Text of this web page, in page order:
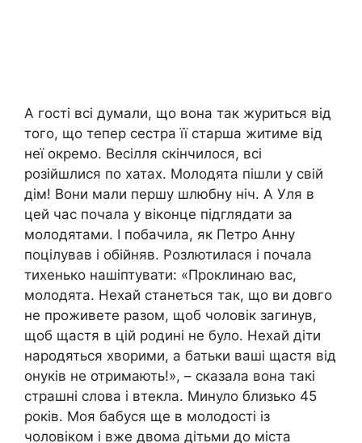
А гості всі думали, що вона так журиться від
того, що тепер сестра її старша житиме від
неї окремо. Весілля скінчилося, всі
розійшлися по хатах. Молодята пішли у свій
дім! Вони мали першу шлюбну ніч. А Уля в
цей час почала у віконце підглядати за
молодятами. І побачила, як Петро Анну
поцілував і обійняв. Розлютилася і почала
тихенько нашіптувати: «Проклинаю вас,
молодята. Нехай станеться так, що ви довго
не проживете разом, щоб чоловік загинув,
щоб щастя в цій родині не було. Нехай діти
народяться хворими, а батьки ваші щастя від
онуків не отримають!», – сказала вона такі
страшні слова і втекла. Минуло близько 45
років. Моя бабуся ще в молодості із
чоловіком і вже двома дітьми до міста